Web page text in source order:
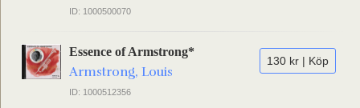
ID: 1000500070
130 kr | Köp
Essence of Armstrong*
Armstrong, Louis
ID: 1000512356